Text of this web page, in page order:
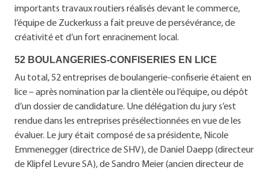
importants travaux routiers réalisés devant le commerce,
l’équipe de Zuckerkuss a fait preuve de persévérance, de
créativité et d’un fort enracinement local.
52 BOULANGERIES-CONFISERIES EN LICE
Au total, 52 entreprises de boulangerie-confiserie étaient en
lice – après nomination par la clientèle ou l’équipe, ou dépôt
d’un dossier de candidature. Une délégation du jury s’est
rendue dans les entreprises présélectionnées en vue de les
évaluer. Le jury était composé de sa présidente, Nicole
Emmenegger (directrice de SHV), de Daniel Daepp (directeur
de Klipfel Levure SA), de Sandro Meier (ancien directeur de